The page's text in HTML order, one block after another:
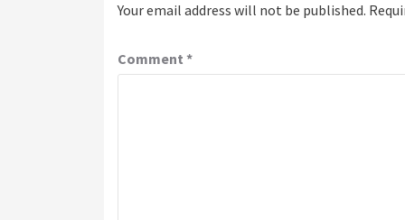
Your email address will not be published.
Comment *